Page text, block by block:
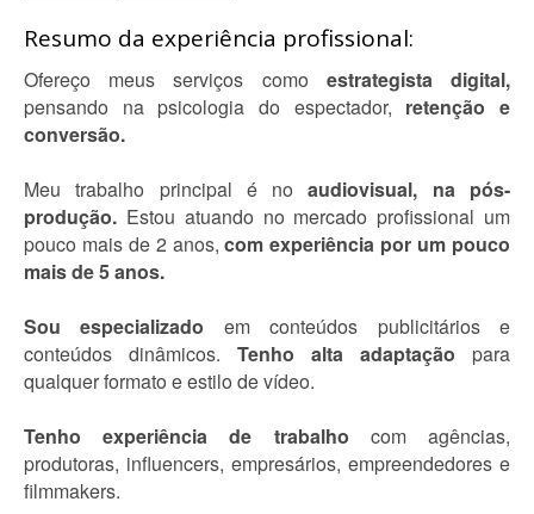
Resumo da experiência profissional:
Ofereço meus serviços como estrategista digital,
pensando na psicologia do espectador, retenção e
conversão.
Meu trabalho principal é noaudiovisual, na pós-
produção. Estou atuando no mercado profissional um
pouco mais de 2 anos,com experiência por um pouco
mais de 5 anos.
Sou especializado em conteúdos publicitários e
conteúdos dinâmicos. Tenho alta adaptação para
qualquer formato e estilo de vídeo.
Tenho experiência de trabalho com agências,
produtoras, influencers, empresários, empreendedores e
filmmakers.